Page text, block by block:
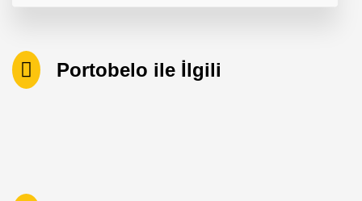
Portobelo ile İlgili